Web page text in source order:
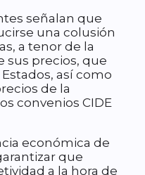
señalan que
una colusión
a tenor de la
sus precios, que
así como
de la
convenios CIDE
económica de
que
a la hora de